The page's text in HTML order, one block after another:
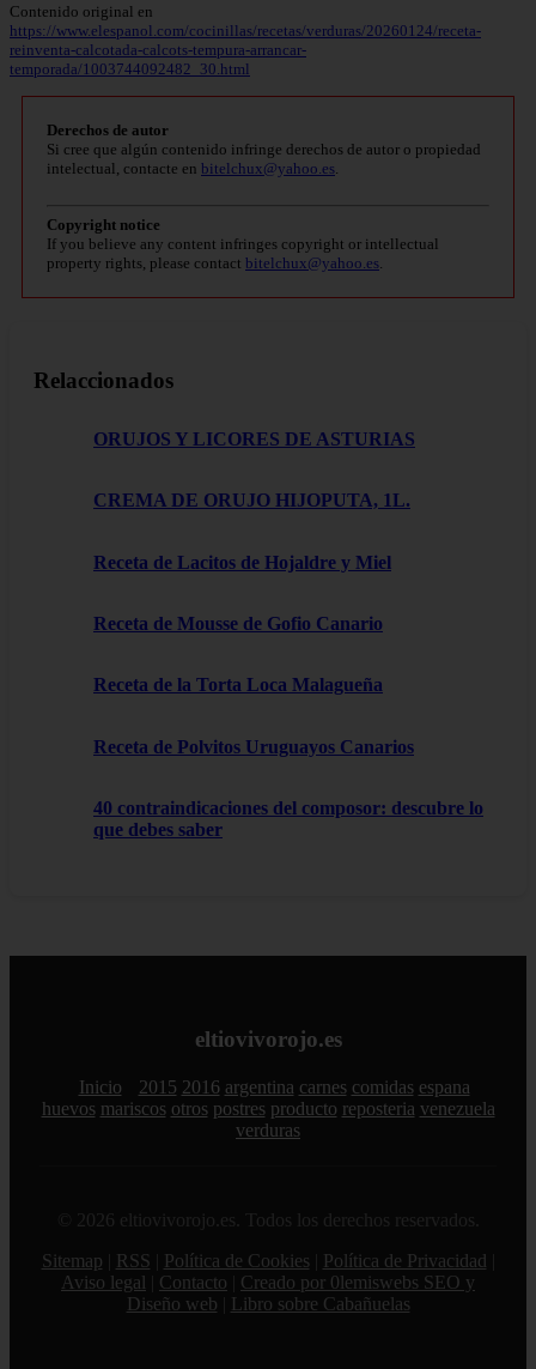
Contenido original en
https://www.elespanol.com/cocinillas/recetas/verduras/20260124/receta-
reinventa-calcotada-calcots-tempura-arrancar-
temporada/1003744092482_30.html
Derechos de autor
Si cree que algún contenido infringe derechos de autor o propiedad
intelectual, contacte en bitelchux@yahoo.es
Copyright notice
If you believe any content infringes copyright or intellectual
property rights, please contact bitelchux@yahoo.es
Relaccionados
ORUJOS Y LICORES DE ASTURIAS
CREMA DE ORUJO HIJOPUTA, 1L.
Receta de Lacitos de Hojaldre y Miel
Receta de Mousse de Gofio Canario
Receta de la Torta Loca Malagueña
Receta de Polvitos Uruguayos Canarios
40 contraindicaciones del composor: descubre lo
que debes saber
eltiovivorojo.es
Inicio 2015 2016 argentina carnes comidas espana
huevos mariscos otros postres producto reposteria venezuela
verduras
© 2026 eltiovivorojo.es. Todos los derechos reservados.
Sitemap
RSS Política de Cookies Política de Privacidad
Aviso legal
Contacto
Creado por 0lemiswebs SEO y
Diseño web
Libro sobre Cabañuelas